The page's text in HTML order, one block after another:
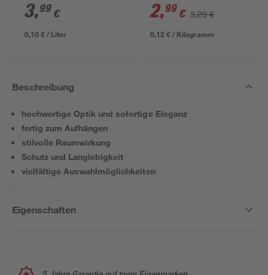
3,99 €
0,10 € / Liter
2,99 € 3,29 €
0,12 € / Kilogramm
Beschreibung
hochwertige Optik und sofortige Eleganz
fertig zum Aufhängen
stilvolle Raumwirkung
Schutz und Langlebigkeit
vielfältige Auswahlmöglichkeiten
Eigenschaften